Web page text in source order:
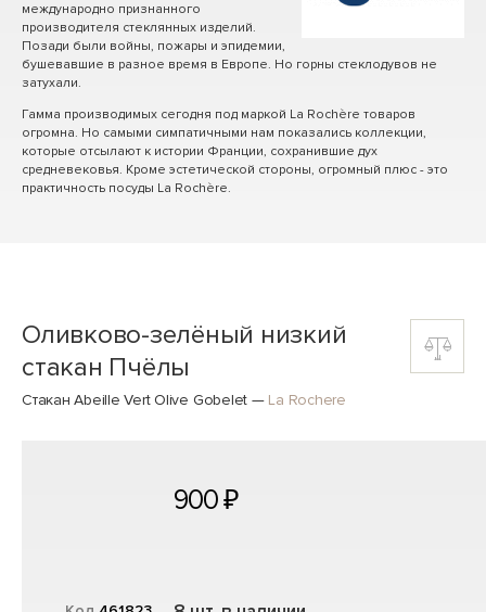
международно признанного
производителя стеклянных изделий.
Позади были войны, пожары и эпидемии,
бушевавшие в разное время в Европе. Но горны стеклодувов не
затухали.
Гамма производимых сегодня под маркой La Rochère товаров
огромна. Но самыми симпатичными нам показались коллекции,
которые отсылают к истории Франции, сохранившие дух
средневековья. Кроме эстетической стороны, огромный плюс - это
практичность посуды La Rochère.
Оливково-зелёный низкий
стакан Пчёлы
Стакан Abeille Vert Olive Gobelet — La Rochere
900 ₽